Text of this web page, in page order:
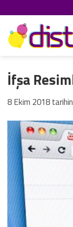
atla
İfşa
8 Ekim 2018